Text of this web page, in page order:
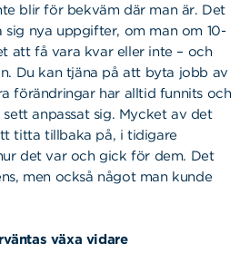
blir för bekväm där man är. Det
nya uppgifter, om man om 10-
att få vara kvar eller inte – och
Du kan tjäna på att byta jobb av
förändringar har alltid funnits och
anpassat sig. Mycket av det
titta tillbaka på, i tidigare
det var och gick för dem. Det
men också något man kunde
växa vidare